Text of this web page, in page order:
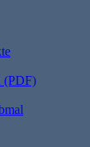
(PDF)